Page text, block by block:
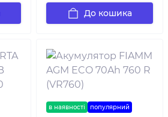
До кошика
в наявності популярний